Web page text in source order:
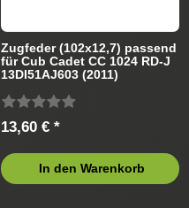
Zugfeder (102x12,7) passend
für Cub Cadet CC 1024 RD-J
13DI51AJ603 (2011)
13,60 € *
In den Warenkorb